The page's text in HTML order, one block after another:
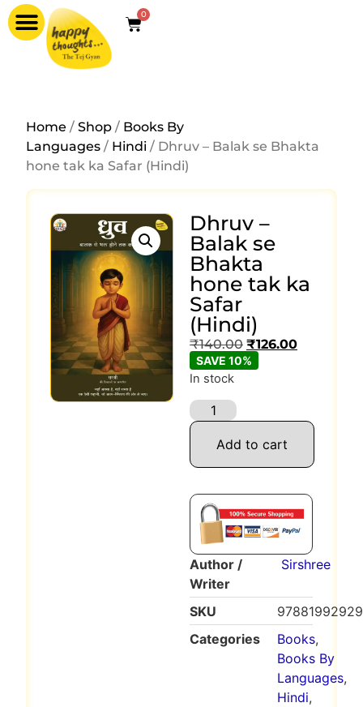
0
Home /Shop / Books By
Languages / Hindi / Dhruv – Balak se Bhakta
hone tak ka Safar (Hindi)
Dhruv –
Balak se
Bhakta
hone tak ka
Safar
(Hindi)
₹140.00 ₹126.00
SAVE 10%
In stock
Add to cart
Author /
Writer
Sirshree
SKU
Categories
Books,
Books By
Languages,
Hindi,